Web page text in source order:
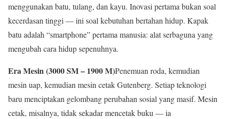
menggunakan batu, tulang, dan kayu. Inovasi pertama bukan soal
kecerdasan tinggi — ini soal kebutuhan bertahan hidup. Kapak
batu adalah “smartphone” pertama manusia: alat serbaguna yang
mengubah cara hidup sepenuhnya.
Era Mesin (3000 SM – 1900 M)Penemuan roda, kemudian
mesin uap, kemudian mesin cetak Gutenberg. Setiap teknologi
baru menciptakan gelombang perubahan sosial yang masif. Mesin
cetak, misalnya, tidak sekadar mencetak buku — ia